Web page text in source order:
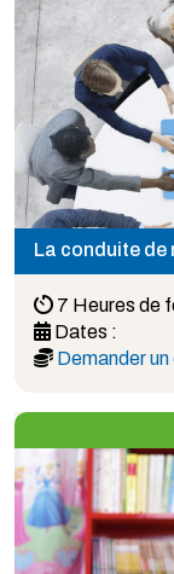
La conduite de
7 Heures de
Dates :
Demander un